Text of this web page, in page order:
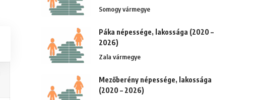
Somogy vármegye
Páka népessége, lakossága (2020 –
2026)
Zala vármegye
Mezőberény népessége, lakossága
(2020 – 2026)